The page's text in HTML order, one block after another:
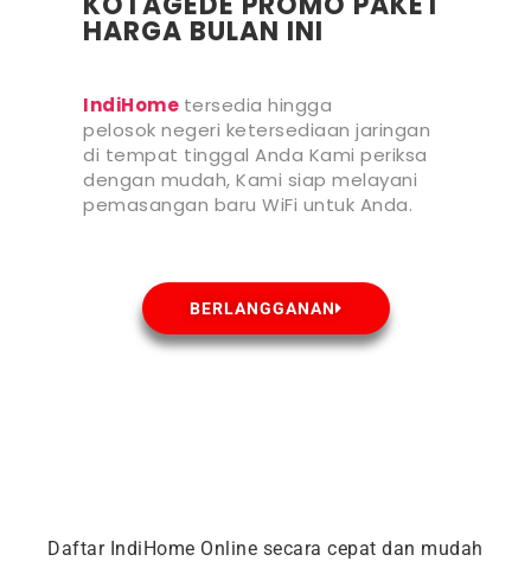
HARGA BULAN INI
IndiHome tersedia hingga
pelosok negeri ketersediaan jaringan
di tempat tinggal Anda Kami periksa
dengan mudah, Kami siap melayani
pemasangan baru WiFi untuk Anda.
BERLANGGANAN
Daftar IndiHome Online secara cepat dan mudah